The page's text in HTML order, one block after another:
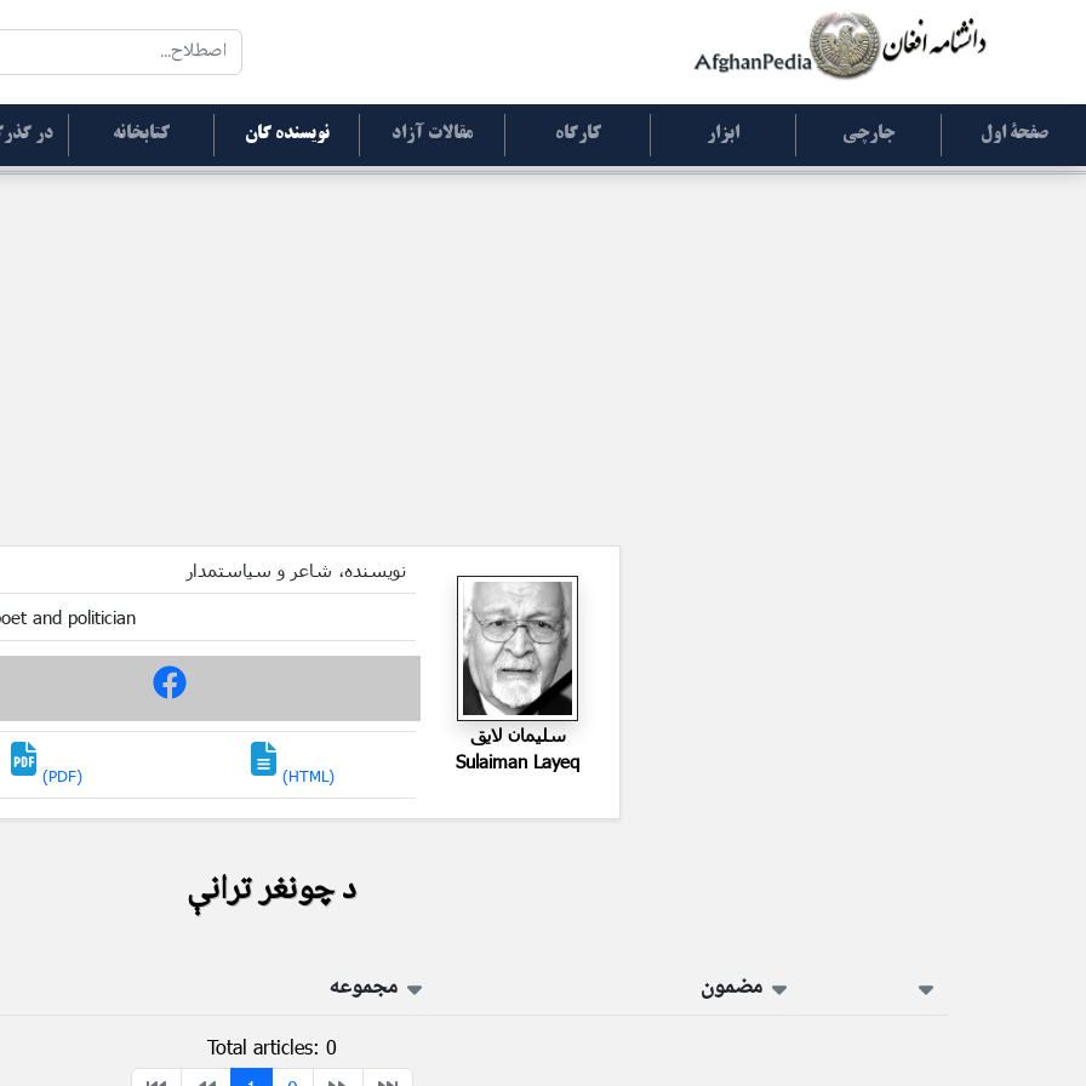
صفحۀ اول جارچی ابزار کارگاه مقالات آزاد نویسنده گان کتابخانه در
نویسنده، شاعر و سیاستمدار
and politician
(PDF) (HTML)
سليمان لايق
Sulaiman Layeq
د چونغر ترانې
مضمون مجموعه
Total articles: 0